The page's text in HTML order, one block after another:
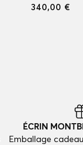
340,00 €
ÉCRIN
Emballage